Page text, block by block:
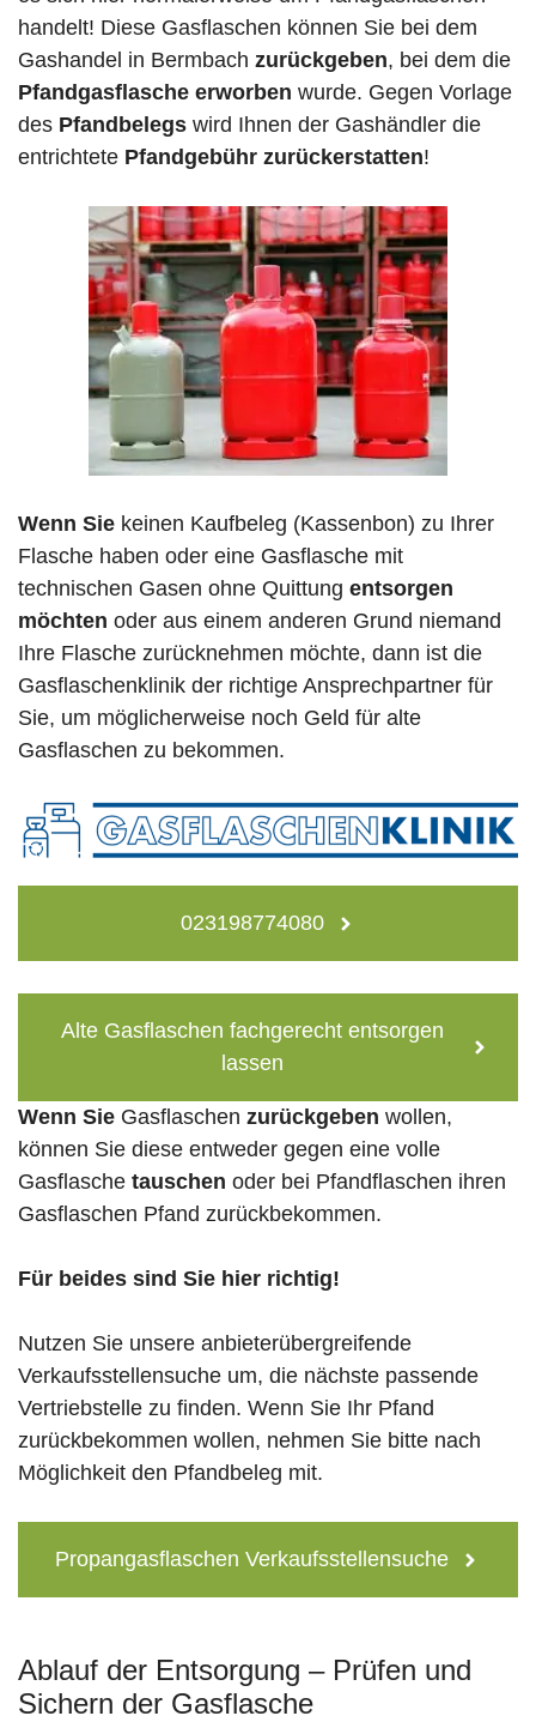
handelt! Diese Gasflaschen können Sie bei dem
Gashandel in Bermbach zurückgeben, bei dem die
Pfandgasflasche erworben wurde. Gegen Vorlage
des Pfandbelegs wird Ihnen der Gashändler die
entrichtete Pfandgebühr zurückerstatten!
Wenn Sie keinen Kaufbeleg (Kassenbon) zu Ihrer
Flasche haben oder eine Gasflasche mit
technischen Gasen ohne Quittung entsorgen
möchten oder aus einem anderen Grund niemand
Ihre Flasche zurücknehmen möchte, dann ist die
Gasflaschenklinik der richtige Ansprechpartner für
Sie, um möglicherweise noch Geld für alte
Gasflaschen zu bekommen.
023198774080
Alte Gasflaschen fachgerecht entsorgen
lassen
Wenn Sie Gasflaschen zurückgeben wollen,
können Sie diese entweder gegen eine volle
Gasflasche tauschen oder bei Pfandflaschen ihren
Gasflaschen Pfand zurückbekommen.
Für beides sind Sie hier richtig!
Nutzen Sie unsere anbieterübergreifende
Verkaufsstellensuche um, die nächste passende
Vertriebstelle zu finden. Wenn Sie Ihr Pfand
zurückbekommen wollen, nehmen Sie bitte nach
Möglichkeit den Pfandbeleg mit.
Propangasflaschen Verkaufsstellensuche
Ablauf der Entsorgung – Prüfen und
Sichern der Gasflasche